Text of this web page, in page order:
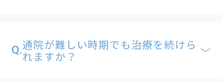
Q.通院が難しい時期でも治療を続けら
れますか？